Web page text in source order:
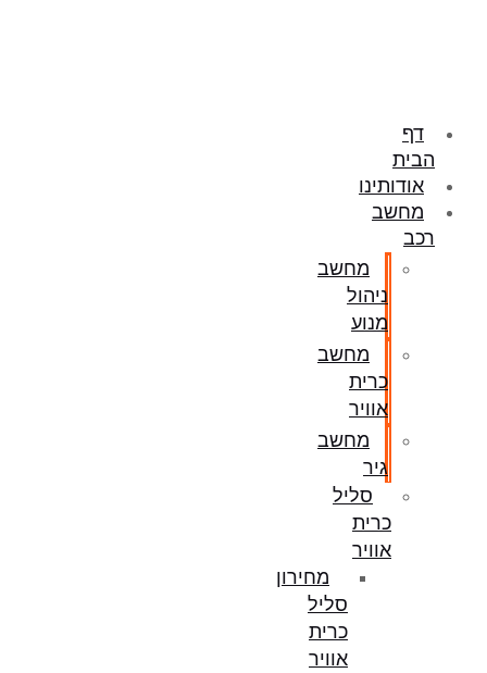
דף
הבית
אודותינו
מחשב
רכב
מחשב
ניהול
מנוע
מחשב
כרית
אוויר
מחשב
גיר
סליל
כרית
אוויר
מחירון
סליל
כרית
אוויר